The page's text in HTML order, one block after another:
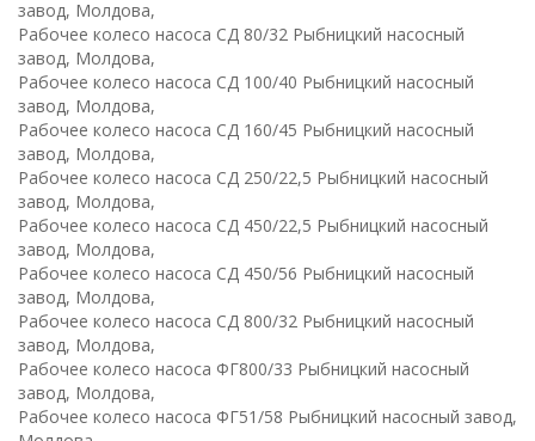
завод, Молдова,
Рабочее колесо насоса СД 80/32 Рыбницкий насосный
завод, Молдова,
Рабочее колесо насоса СД 100/40 Рыбницкий насосный
завод, Молдова,
Рабочее колесо насоса СД 160/45 Рыбницкий насосный
завод, Молдова,
Рабочее колесо насоса СД 250/22,5 Рыбницкий насосный
завод, Молдова,
Рабочее колесо насоса СД 450/22,5 Рыбницкий насосный
завод, Молдова,
Рабочее колесо насоса СД 450/56 Рыбницкий насосный
завод, Молдова,
Рабочее колесо насоса СД 800/32 Рыбницкий насосный
завод, Молдова,
Рабочее колесо насоса ФГ800/33 Рыбницкий насосный
завод, Молдова,
Рабочее колесо насоса ФГ51/58 Рыбницкий насосный завод,